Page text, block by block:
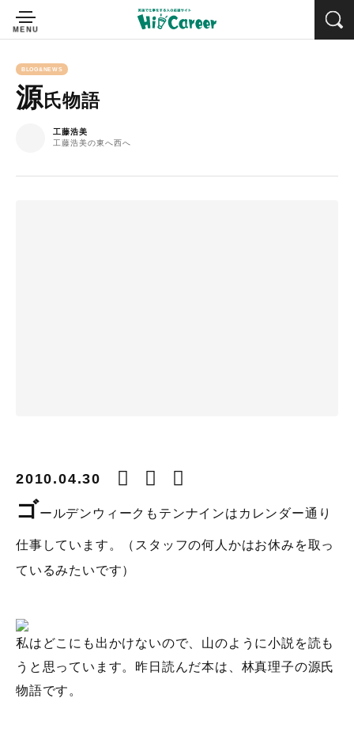
BLOG&NEWS
源氏物語
工藤浩美
工藤浩美の東へ西へ
2010.04.30
ゴールデンウィークもテンナインはカレンダー通り
仕事しています。（スタッフの何人かはお休みを取っ
ているみたいです）
私はどこにも出かけないので、山のように小説を読も
うと思っています。昨日読んだ本は、林真理子の源氏
物語です。